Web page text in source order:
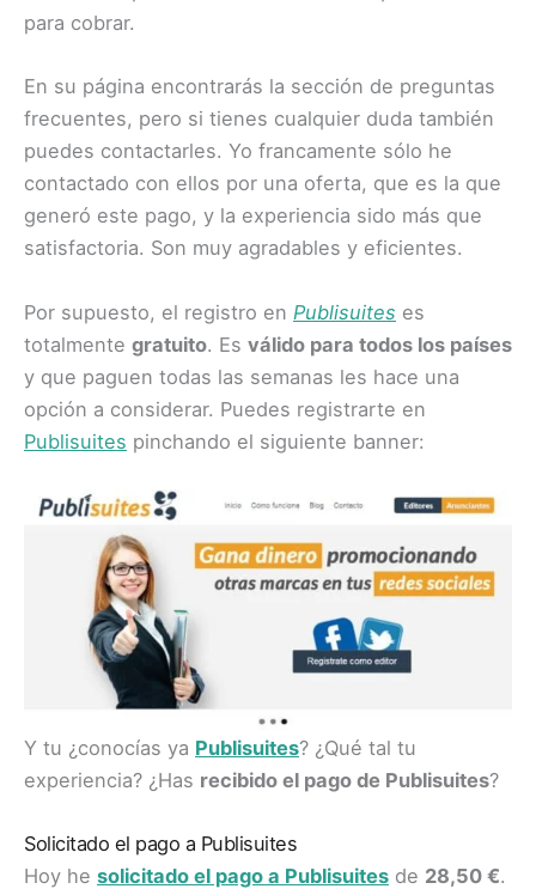
para cobrar.
En su página encontrarás la sección de preguntas
frecuentes, pero si tienes cualquier duda también
puedes contactarles. Yo francamente sólo he
contactado con ellos por una oferta, que es la que
generó este pago, y la experiencia sido más que
satisfactoria. Son muy agradables y eficientes.
Por supuesto, el registro en Publisuites es
totalmente gratuito. Es válido para todos los países
y que paguen todas las semanas les hace una
opción a considerar. Puedes registrarte en
Publisuites pinchando el siguiente banner:
Y tu ¿conocías ya Publisuites? ¿Qué tal tu
experiencia? ¿Has recibido el pago de Publisuites?
Solicitado el pago a Publisuites
Hoy he solicitado el pago a Publisuites de 28,50 €.